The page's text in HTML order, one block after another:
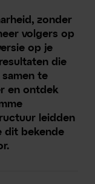
zonder
volgers op
op je
die
te
en ontdek
leidden
dit bekende